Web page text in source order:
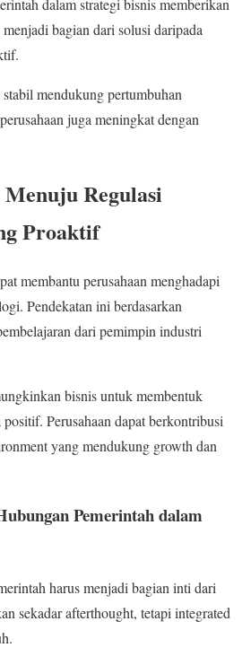
dalam strategi bisnis memberikan
bagian dari solusi daripada
mendukung pertumbuhan
juga meningkat dengan
Regulasi
Proaktif
membantu perusahaan menghadapi
Pendekatan ini berdasarkan
dari pemimpin industri
bisnis untuk membentuk
Perusahaan dapat berkontribusi
yang mendukung growth dan
Pemerintah dalam
harus menjadi bagian inti dari
sekadar afterthought, tetapi integrated